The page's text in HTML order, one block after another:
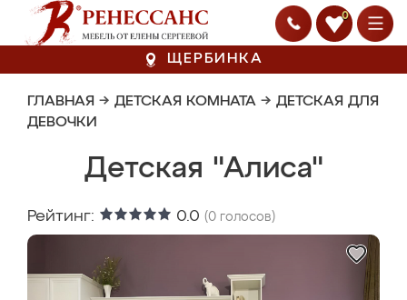
0
ЩЕРБИНКА
ГЛАВНАЯ → ДЕТСКАЯ КОМНАТА → ДЕТСКАЯ ДЛЯ
ДЕВОЧКИ
Детская "Алиса"
Рейтинг: 0.0 (0 голосов)